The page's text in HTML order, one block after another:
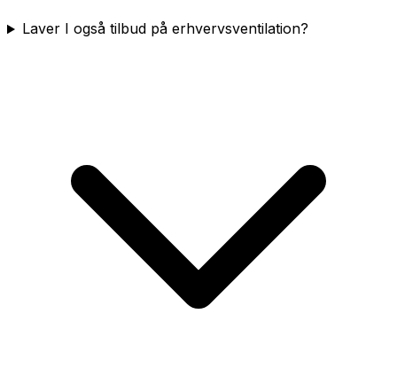
Laver I også tilbud på erhvervsventilation?